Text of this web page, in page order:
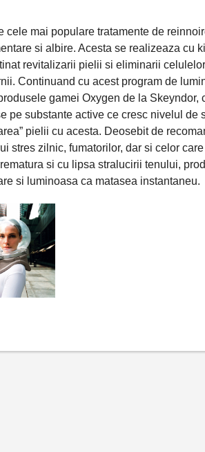
cele mai populare tratamente de
si albire. Acesta se realizeaza cu
revitalizarii pielii si eliminarii
Continuand cu acest program de
gamei Oxygen de la Skeyndor,
pe substante active ce cresc nivelul de
pielii cu acesta. Deosebit de
stres zilnic, fumatorilor, dar si celor
si cu lipsa stralucirii tenului,
si luminoasa ca matasea instantaneu.